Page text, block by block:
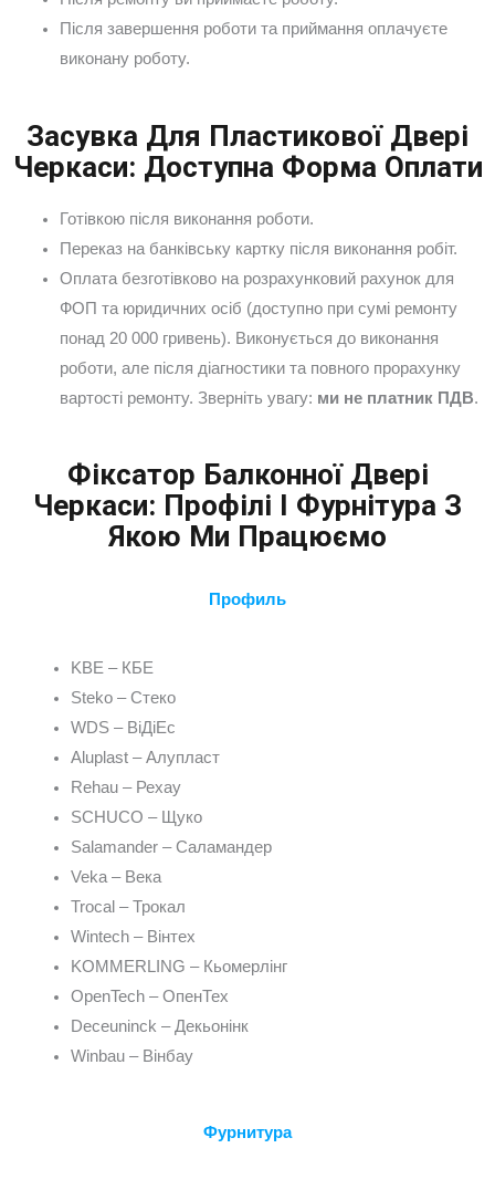
Після завершення роботи та приймання оплачуєте
виконану роботу.
Засувка Для Пластикової Двері
Черкаси: Доступна Форма Оплати
Готівкою після виконання роботи.
Переказ на банківську картку після виконання робіт.
Оплата безготівково на розрахунковий рахунок для
ФОП та юридичних осіб (доступно при сумі ремонту
понад 20 000 гривень). Виконується до виконання
роботи, але після діагностики та повного прорахунку
вартості ремонту. Зверніть увагу: ми не платник ПДВ.
Фіксатор Балконної Двері
Черкаси: Профілі І Фурнітура З
Якою Ми Працюємо
Профиль
KBE – КБЕ
Steko – Стеко
WDS – ВіДіЕс
Aluplast – Алупласт
Rehau – Рехау
SCHUCO – Щуко
Salamander – Саламандер
Veka – Века
Trocal – Трокал
Wintech – Вінтех
KOMMERLING – Кьомерлінг
OpenTech – ОпенТех
Deceuninck – Декьонінк
Winbau – Вінбау
Фурнитура